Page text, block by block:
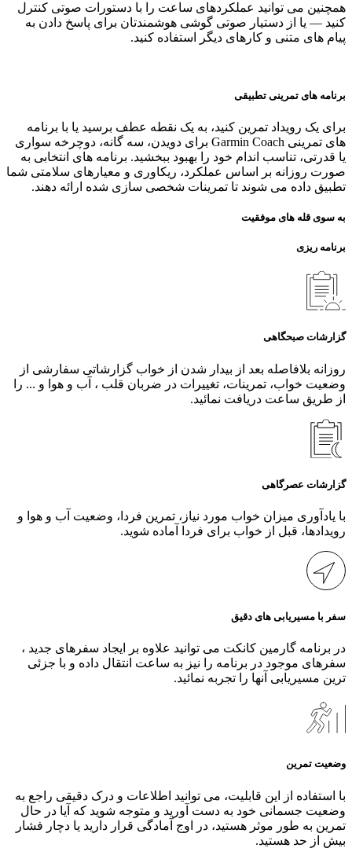
همچنین می‌ توانید عملکردهای ساعت را با دستورات صوتی کنترل
کنید — یا از دستیار صوتی گوشی هوشمندتان برای پاسخ دادن به
پیام‌ های متنی و کارهای دیگر استفاده کنید.
برنامه‌ های تمرینی تطبیقی
برای یک رویداد تمرین کنید، به یک نقطه عطف برسید یا با برنامه‌
های تمرینی Garmin Coach برای دویدن، سه‌ گانه، دوچرخه‌ سواری
یا قدرتی، تناسب اندام خود را بهبود ببخشید. برنامه‌ های انتخابی به
صورت روزانه بر اساس عملکرد، ریکاوری و معیارهای سلامتی شما
تطبیق داده می‌ شوند تا تمرینات شخصی‌ سازی شده ارائه دهند.
به سوی قله های موفقیت
برنامه ریزی
گزارشات صبحگاهی
روزانه بلافاصله بعد از بیدار شدن از خواب گزارشاتی سفارشی از
وضعیت خواب، تمرینات، تغییرات در ضربان قلب ، آب و هوا و ... را
از طریق ساعت دریافت نمائید.
گزارشات عصرگاهی
با یادآوری میزان خواب مورد نیاز، تمرین فردا، وضعیت آب و هوا و
رویدادها، قبل از خواب برای فردا آماده شوید.
سفر با مسیریابی های دقیق
در برنامه گارمین کانکت می توانید علاوه بر ایجاد سفرهای جدید ،
سفرهای موجود در برنامه را نیز به ساعت انتقال داده و با جزئی
ترین مسیریابی آنها را تجربه نمائید.
وضعیت تمرین
با استفاده از این قابلیت، می‌ توانید اطلاعات و درک دقیقی راجع به
وضعیت جسمانی خود به دست آورید و متوجه شوید که آیا در حال
تمرین به طور ‌موثر هستید، در اوج آمادگی قرار دارید یا دچار فشار
بیش از حد هستید.